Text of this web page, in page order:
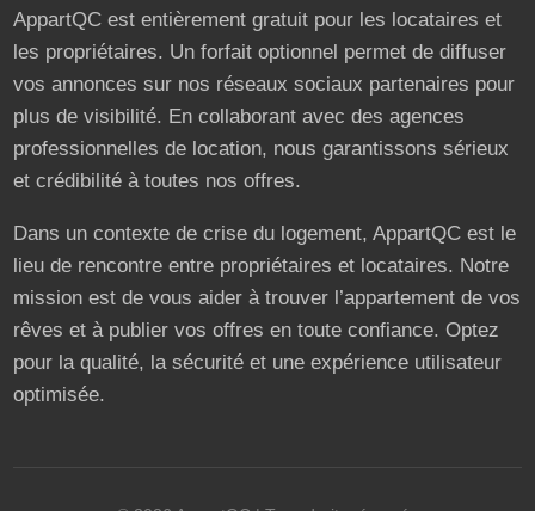
AppartQC est entièrement gratuit pour les locataires et
les propriétaires. Un forfait optionnel permet de diffuser
vos annonces sur nos réseaux sociaux partenaires pour
plus de visibilité. En collaborant avec des agences
professionnelles de location, nous garantissons sérieux
et crédibilité à toutes nos offres.
Dans un contexte de crise du logement, AppartQC est le
lieu de rencontre entre propriétaires et locataires. Notre
mission est de vous aider à trouver l’appartement de vos
rêves et à publier vos offres en toute confiance. Optez
pour la qualité, la sécurité et une expérience utilisateur
optimisée.